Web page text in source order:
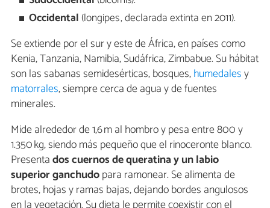
Occidental (longipes , declarada extinta en 2011).
Se extiende por el sur y este de África, en países como
Kenia, Tanzania, Namibia, Sudáfrica, Zimbabue. Su hábitat
son las sabanas semidesérticas, bosques,humedalesy
matorrales, siempre cerca de agua y de fuentes
minerales.
Mide alrededor de 1,6 m al hombro y pesa entre 800 y
1.350 kg, siendo más pequeño que el rinoceronte blanco.
Presentados cuernos de queratina y un labio
superior ganchudopara ramonear. Se alimenta de
brotes, hojas y ramas bajas, dejando bordes angulosos